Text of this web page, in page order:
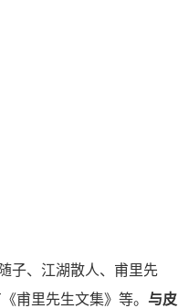
子、江湖散人、甫里先
甫里先生文集》等。 与皮